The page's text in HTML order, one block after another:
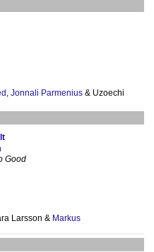
, Jonnali Parmenius & Uzoechi
Good
Larsson & Markus